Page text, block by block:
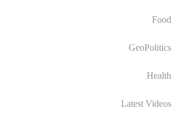
Food
GeoPolitics
Health
Latest Videos